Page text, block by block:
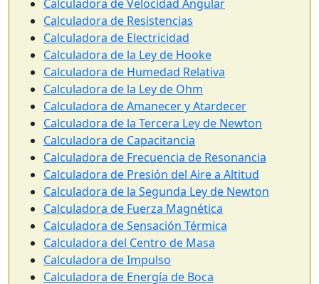
Calculadora de Velocidad Angular
Calculadora de Resistencias
Calculadora de Electricidad
Calculadora de la Ley de Hooke
Calculadora de Humedad Relativa
Calculadora de la Ley de Ohm
Calculadora de Amanecer y Atardecer
Calculadora de la Tercera Ley de Newton
Calculadora de Capacitancia
Calculadora de Frecuencia de Resonancia
Calculadora de Presión del Aire a Altitud
Calculadora de la Segunda Ley de Newton
Calculadora de Fuerza Magnética
Calculadora de Sensación Térmica
Calculadora del Centro de Masa
Calculadora de Impulso
Calculadora de Energía de Boca